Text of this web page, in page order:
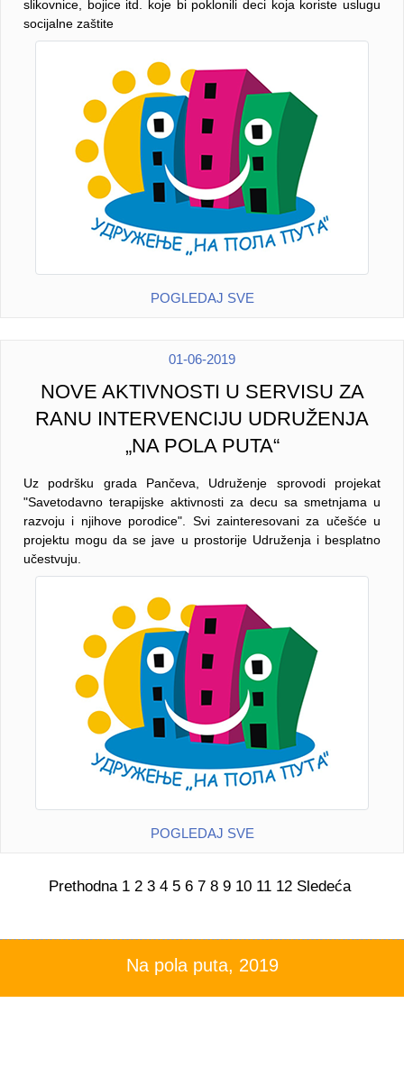
slikovnice, bojice itd. koje bi poklonili deci koja koriste uslugu
socijalne zaštite
POGLEDAJ SVE
01-06-2019
NOVE AKTIVNOSTI U SERVISU ZA
RANU INTERVENCIJU UDRUŽENJA
„NA POLA PUTA“
Uz podršku grada Pančeva, Udruženje sprovodi projekat
"Savetodavno terapijske aktivnosti za decu sa smetnjama u
razvoju i njihove porodice". Svi zainteresovani za učešće u
projektu mogu da se jave u prostorije Udruženja i besplatno
učestvuju.
POGLEDAJ SVE
Prethodna 1 2 3 4 5 6 7 8 9 10 11 12 Sledeća
Na pola puta, 2019